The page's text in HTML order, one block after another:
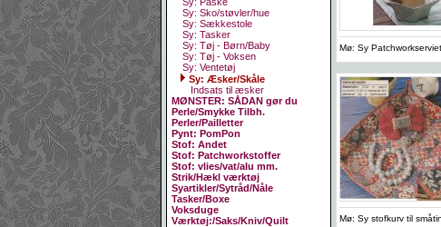
Sy: Sko/støvler/hue
Sy: Sækkestole
Sy: Tasker
Sy: Tøj - Børn/Baby
Sy: Tøj - Voksen
Sy: Ventetøj
Sy: Æsker/Skåle
Indsats til æsker
MØNSTER: SÅDAN gør du
Perle/Smykke Tilbh.
Perler/Pailletter
Pynt: PomPon
Stof: Andet
Stof: Patchworkstoffer
Stof: vlies/vat/alu mm.
Strik/Hækl værktøj
Syartikler/Sytråd/Nåle
Tasker/Boxe
Voksduge
Værktøj:/Saks/Kniv/Quilt
Mø: Sy
Mø: Sy stofkurv til